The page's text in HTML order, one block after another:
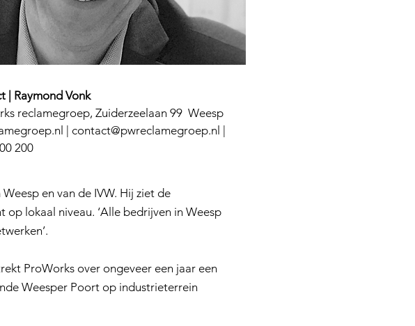
| Raymond Vonk
reclamegroep, Zuiderzeelaan 99 Weesp
| contact@pwreclamegroep.nl
200
en van de IVW. Hij ziet de
lokaal niveau. ‘Alle bedrijven in Weesp
ProWorks over ongeveer een jaar een
Weesper Poort op industrieterrein